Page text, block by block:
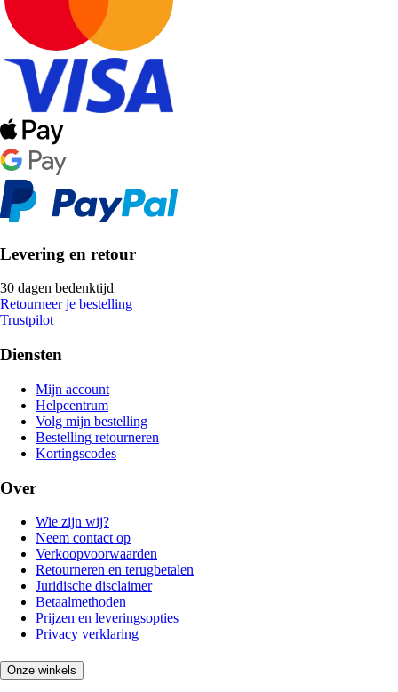
Levering en retour
30 dagen bedenktijd
Retourneer je bestelling
Trustpilot
Diensten
Mijn account
Helpcentrum
Volg mijn bestelling
Bestelling retourneren
Kortingscodes
Over
Wie zijn wij?
Neem contact op
Verkoopvoorwaarden
Retourneren en terugbetalen
Juridische disclaimer
Betaalmethoden
Prijzen en leveringsopties
Privacy verklaring
Onze winkels